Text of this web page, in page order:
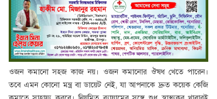
ওজন কমানো সহজ কাজ নয়। ওজন কমানোর ঔষধ খেতে পারেন।
তবে এমন কোনো মন্ত্র বা ডায়েট নেই, যা আপনাকে দ্রুত কয়েক কেজি